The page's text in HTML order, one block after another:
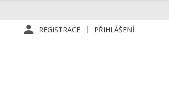
REGISTRACE PŘIHLÁŠENÍ